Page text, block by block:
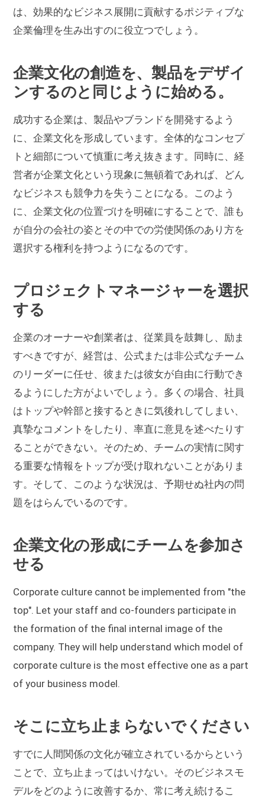
は、効果的なビジネス展開に貢献するポジティブな
企業倫理を生み出すのに役立つでしょう。
企業文化の創造を、製品をデザイ
ンするのと同じように始める。
成功する企業は、製品やブランドを開発するよう
に、企業文化を形成しています。全体的なコンセプ
トと細部について慎重に考え抜きます。同時に、経
営者が企業文化という現象に無頓着であれば、どん
なビジネスも競争力を失うことになる。このよう
に、企業文化の位置づけを明確にすることで、誰も
が自分の会社の姿とその中での労使関係のあり方を
選択する権利を持つようになるのです。
プロジェクトマネージャーを選択
する
企業のオーナーや創業者は、従業員を鼓舞し、励ま
すべきですが、経営は、公式または非公式なチーム
のリーダーに任せ、彼または彼女が自由に行動でき
るようにした方がよいでしょう。多くの場合、社員
はトップや幹部と接するときに気後れしてしまい、
真摯なコメントをしたり、率直に意見を述べたりす
ることができない。そのため、チームの実情に関す
る重要な情報をトップが受け取れないことがありま
す。そして、このような状況は、予期せぬ社内の問
題をはらんでいるのです。
企業文化の形成にチームを参加さ
せる
Corporate culture cannot be implemented from "the
top". Let your staff and co-founders participate in
the formation of the final internal image of the
company. They will help understand which model of
corporate culture is the most effective one as a part
of your business model.
そこに立ち止まらないでください
すでに人間関係の文化が確立されているからという
ことで、立ち止まってはいけない。そのビジネスモ
デルをどのように改善するか、常に考え続けるこ